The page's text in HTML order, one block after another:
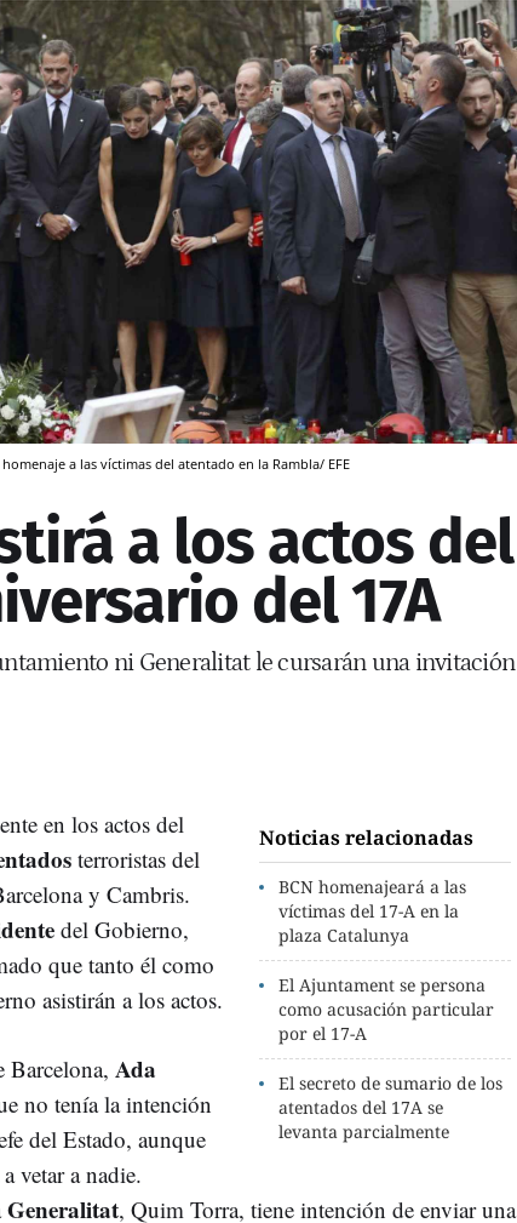
a las víctimas del atentado en la Rambla/ EFE
a los actos del
del 17A
ni Generalitat le cursarán una invitación
Noticias relacionadas
BCN homenajeará a las
víctimas del 17-A en la
plaza Catalunya
El Ajuntament se persona
como acusación particular
por el 17-A
El secreto de sumario de los
atentados del 17A se
levanta parcialmente
en los actos del
terroristas del
y Cambris.
del Gobierno,
que tanto él como
asistirán a los actos.
Barcelona, Ada
no tenía la intención
del Estado, aunque
vetar a nadie.
Generalitat, Quim Torra, tiene intención de enviar una